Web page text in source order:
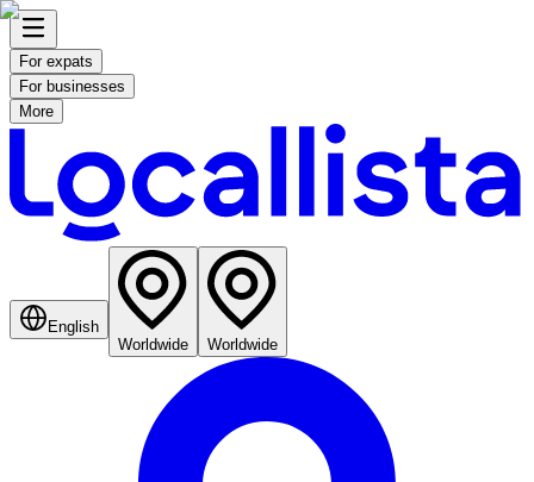
For expats
For businesses
More
English
Worldwide
Worldwide